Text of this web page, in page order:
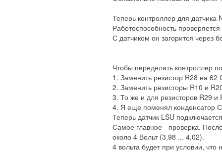
Теперь контроллер для датчика
Работоспособность
С датчиком он загорится через
Чтобы переделать контроллер
1. Заменить резистор R28 на
2. Заменить резисторы R10 и
3. То же и для резисторов R29
4. Я еще поменял конденсатор
Теперь датчик LSU
Самое главное - проверка.
около 4 Вольт (3,98 ... 4,02).
4 вольта будет при условии,